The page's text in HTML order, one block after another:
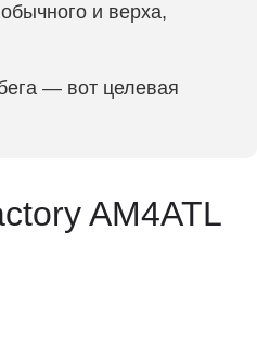
и верха,
— вот целевая
AM4ATL